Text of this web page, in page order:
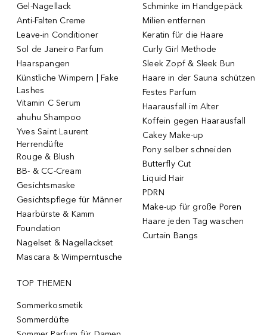
Gel-Nagellack
Anti-Falten Creme
Leave-in Conditioner
Sol de Janeiro Parfum
Haarspangen
Künstliche Wimpern | Fake
Lashes
Vitamin C Serum
ahuhu Shampoo
Yves Saint Laurent
Herrendüfte
Rouge & Blush
BB- & CC-Cream
Gesichtsmaske
Gesichtspflege für Männer
Haarbürste & Kamm
Foundation
Nagelset & Nagellackset
Mascara & Wimperntusche
Schminke im Handgepäck
Milien entfernen
Keratin für die Haare
Curly Girl Methode
Sleek Zopf & Sleek Bun
Haare in der Sauna schützen
Festes Parfum
Haarausfall im Alter
Koffein gegen Haarausfall
Cakey Make-up
Pony selber schneiden
Butterfly Cut
Liquid Hair
PDRN
Make-up für große Poren
Haare jeden Tag waschen
Curtain Bangs
TOP THEMEN
Sommerkosmetik
Sommerdüfte